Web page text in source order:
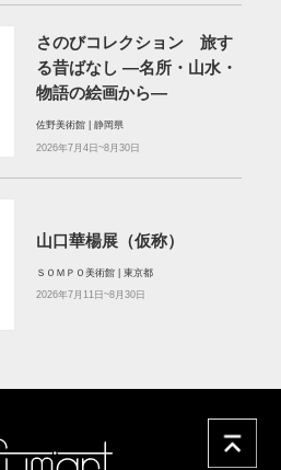
さのびコレクション 旅す
る昔ばなし ―名所・山水・
物語の絵画から―
佐野美術館 | 静岡県
2026年7月4日~8月30日
山口華楊展（仮称）
ＳＯＭＰＯ美術館 | 東京都
2026年7月11日~8月30日